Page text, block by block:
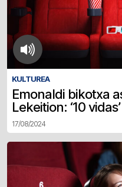
KULTUREA
Emonaldi bikotxa
Lekeition: ‘10
17/08/2024